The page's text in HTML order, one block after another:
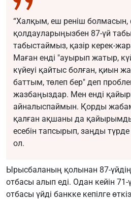
“Халқым, еш реніш болмасын,
қолдауларыңызбен 87-үй
табыстаймыз, қазір керек-
Маған енді "ауырып жатыр,
күйеуі қайтыс болған, қиын
баттым, төлеп бер" деп
жазбаңыздар. Мен енді
айналыспаймын. Қорды
қалған ақшаны да
есебін тапсырып, заңды
ол.
Ырысбаланың қолынан 87-
отбасы алып еді. Одан кейін 71-
отбасы үйді банкке кепілге